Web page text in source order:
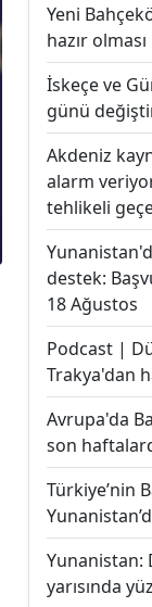
Yeni
hazır
İskeçe ve
günü
Akdeniz
alarm
tehlikeli
destek:
18 Ağustos
Podcast |
Trakya'dan
Avrupa'da
son
Türkiye’nin
Yunanistan:
yarısında